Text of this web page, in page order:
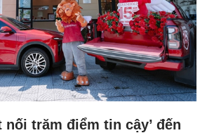
nối trăm điểm tin cậy’ đến